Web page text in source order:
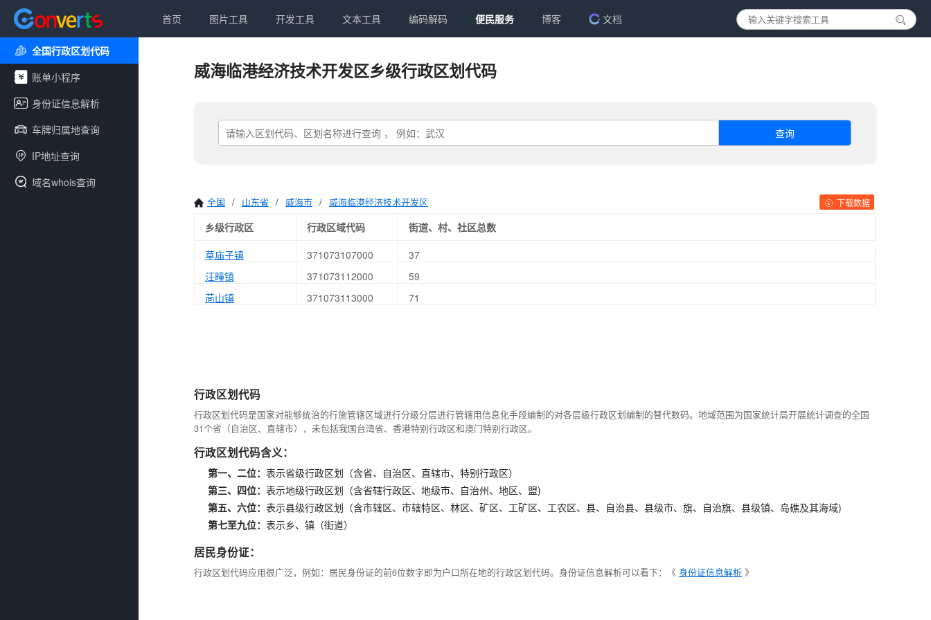
首页 图片工具 开发工具 文本工具 编码解码 便民服务 博客 文档
全国行政区划代码
账单小程序
身份证信息解析
车牌归属地查询
IP地址查询
域名whois查询
威海临港经济技术开发区乡级行政区划代码
查询
全国 / 山东省 / 威海市 / 威海临港经济技术开发区 下载数据
乡级行政区 行政区域代码
街道、村、社区总数
草庙子镇
371073107000
37
汪疃镇
371073112000
59
苘山镇
371073113000 71
行政区划代码
行政区划代码是国家对能够统治的行施管辖区域进行分级分层进行管辖用信息化手段编制的对各层级行政区划编制的替代数码。地域范围为国家统计局开展统计调查的全国
31个省（自治区、直辖市），未包括我国台湾省、香港特别行政区和澳门特别行政区。
行政区划代码含义：
第一、二位： 表示省级行政区划（含省、自治区、直辖市、特别行政区）
第三、四位： 表示地级行政区划（含省辖行政区、地级市、自治州、地区、盟)
第五、六位： 表示县级行政区划（含市辖区、市辖特区、林区、矿区、工矿区、工农区、县、自治县、县级市、旗、自治旗、县级镇、岛礁及其海域)
第七至九位： 表示乡、镇（街道）
居民身份证：
行政区划代码应用很广泛，例如：居民身份证的前6位数字即为户口所在地的行政区划代码。身份证信息解析可以看下：《 身份证信息解析 》